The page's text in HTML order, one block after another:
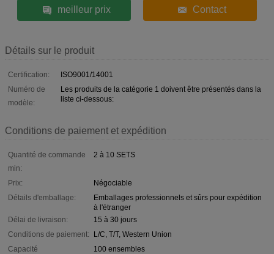
meilleur prix Contact
Détails sur le produit
Certification:
ISO9001/14001
Numéro de
modèle:
Les produits de la catégorie 1 doivent être présentés dans la
liste ci-dessous:
Conditions de paiement et expédition
Quantité de commande
min:
2 à 10 SETS
Prix:
Négociable
Détails d'emballage:
Emballages professionnels et sûrs pour expédition
à l'étranger
Délai de livraison:
15 à 30 jours
Conditions de paiement:
L/C, T/T, Western Union
Capacité
100 ensembles